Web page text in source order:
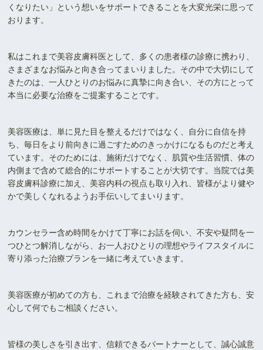
くなりたい」という想いをサポートできることを大変光栄に思って
おります。
私はこれまで美容皮膚科医として、多くの患者様の診療に携わり、
さまざまなお悩みと向き合ってまいりました。その中で大切にして
きたのは、一人ひとりのお悩みに真摯に向き合い、その方にとって
本当に必要な治療をご提案することです。
美容医療は、単に見た目を整えるだけではなく、自分に自信を持
ち、毎日をより前向きに過ごすためのきっかけになるものだと考え
ています。そのためには、施術だけでなく、肌質や生活習慣、体の
内側まで含めて総合的にサポートすることが大切です。当院では美
容皮膚科診療に加え、美容内科の視点も取り入れ、皆様がより健や
かで美しくなれるようお手伝いしてまいります。
カウンセラー含め時間をかけて丁寧にお話を伺い、不安や疑問を一
つひとつ解消しながら、お一人おひとりの理想やライフスタイルに
寄り添った治療プランを一緒に考えていきます。
美容医療が初めての方も、これまで治療を経験されてきた方も、安
心して何でもご相談ください。
皆様の美しさを引き出す、信頼できるパートナーとして、誠心誠意